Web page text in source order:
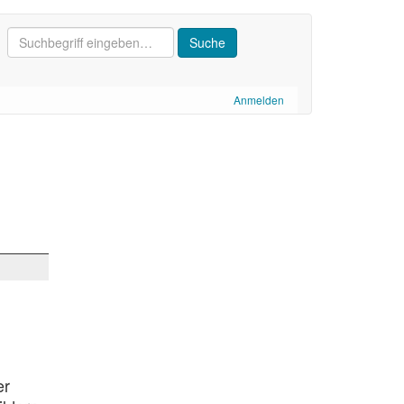
Anmelden